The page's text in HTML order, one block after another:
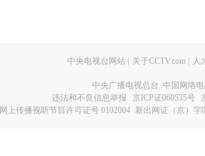
中央电视台网站 关于CCTV.com 人
中央广播电视总台 中国网络
违法和不良信息举报
京ICP证060535号
网上传播视听节目许可证号 0102004 新出网证（京）